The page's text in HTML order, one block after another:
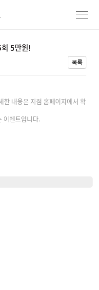
5만원!
목록
내용은 지점 홈페이지에서 확
이벤트입니다.